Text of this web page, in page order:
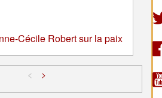
Cécile Robert sur la paix
< >